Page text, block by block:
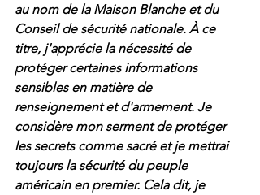
au nom de la Maison Blanche et du
Conseil de sécurité nationale. À ce
titre, j'apprécie la nécessité de
protéger certaines informations
sensibles en matière de
renseignement et d'armement. Je
considère mon serment de protéger
les secrets comme sacré et je mettrai
toujours la sécurité du peuple
américain en premier. Cela dit, je